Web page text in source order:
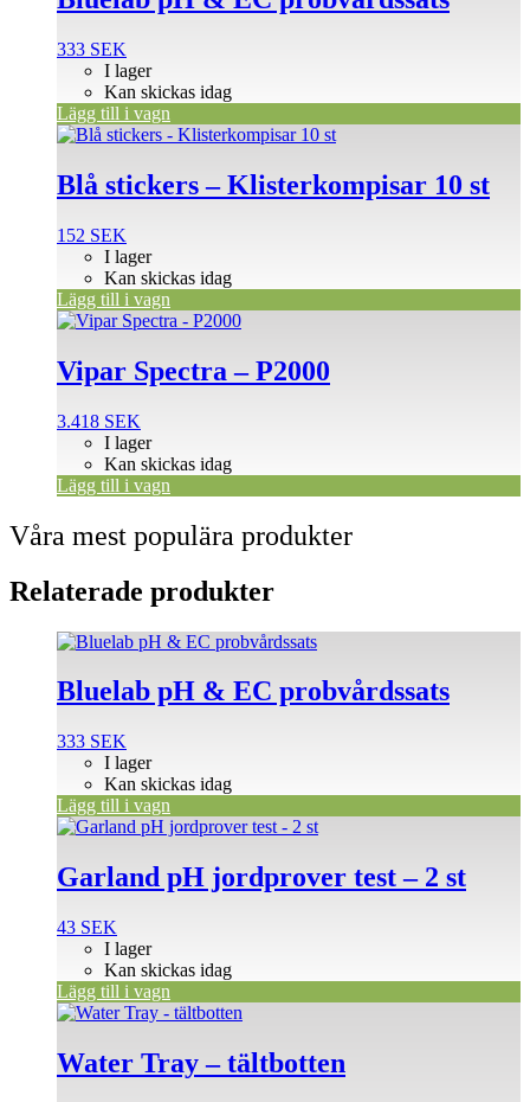
333 SEK
I lager
Kan skickas idag
Lägg till i vagn
Blå stickers – Klisterkompisar 10 st
152 SEK
I lager
Kan skickas idag
Lägg till i vagn
Vipar Spectra – P2000
3.418 SEK
I lager
Kan skickas idag
Lägg till i vagn
Våra mest populära produkter
Relaterade produkter
Bluelab pH & EC probvårdssats
333 SEK
I lager
Kan skickas idag
Lägg till i vagn
Garland pH jordprover test – 2 st
43 SEK
I lager
Kan skickas idag
Lägg till i vagn
Water Tray – tältbotten
Den
produkten
har